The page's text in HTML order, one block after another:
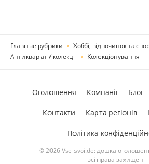
Главные рубрики
Хоббі, відпочинок та
Антикваріат / колекції
Колекціонування
© 2026 Vse-svoi.de: дошка
- всі права захищені
Оголошення Компанії Блог
Контакти Карта регіонів
Політика